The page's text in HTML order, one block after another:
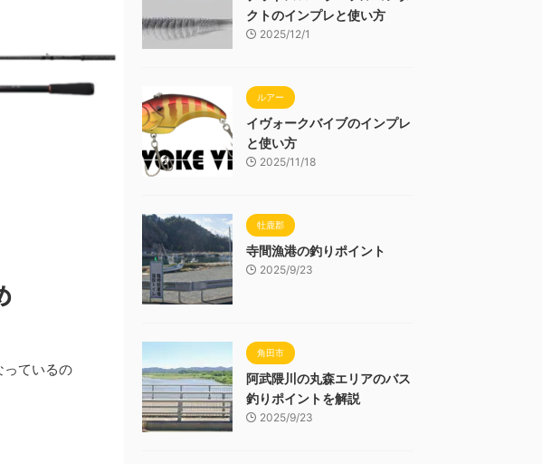
っているの
クトのインプレと使い方
2025/12/1
ルアー
イヴォークバイブのインプレ
と使い方
2025/11/18
牡鹿郡
寺間漁港の釣りポイント
2025/9/23
角田市
阿武隈川の丸森エリアのバス
釣りポイントを解説
2025/9/23